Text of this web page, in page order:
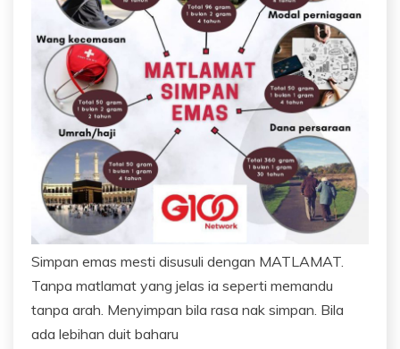
Simpan emas mesti disusuli dengan MATLAMAT.
Tanpa matlamat yang jelas ia seperti memandu
tanpa arah. Menyimpan bila rasa nak simpan. Bila
ada lebihan duit baharu